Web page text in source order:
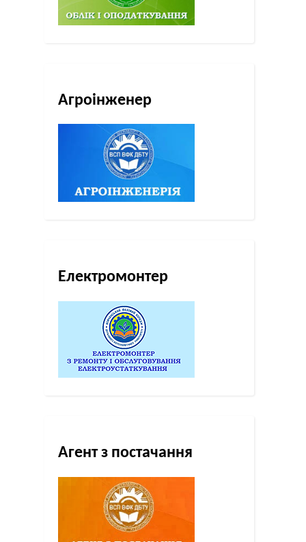
Агроінженер
Електромонтер
Агент з постачання